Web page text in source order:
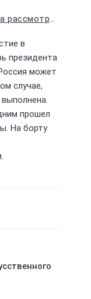
при условии пересмотра целей СВО
в
президента
может
случае,
прошел
На борту